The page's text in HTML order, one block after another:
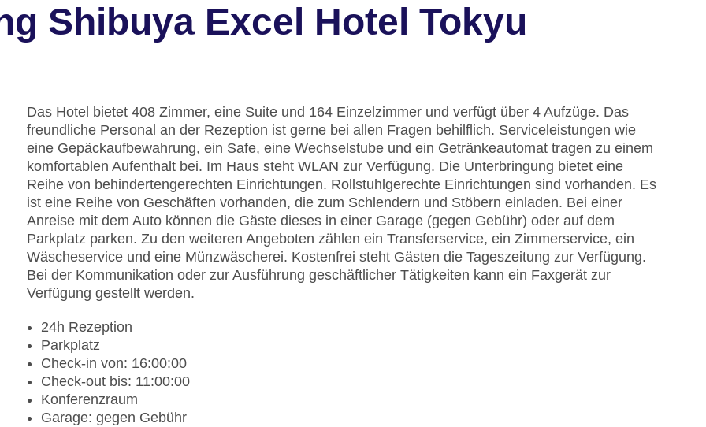
Shibuya Excel Hotel Tokyu
Das Hotel bietet 408 Zimmer, eine Suite und 164 Einzelzimmer und verfügt über 4 Aufzüge. Das
freundliche Personal an der Rezeption ist gerne bei allen Fragen behilflich. Serviceleistungen wie
eine Gepäckaufbewahrung, ein Safe, eine Wechselstube und ein Getränkeautomat tragen zu einem
komfortablen Aufenthalt bei. Im Haus steht WLAN zur Verfügung. Die Unterbringung bietet eine
Reihe von behindertengerechten Einrichtungen. Rollstuhlgerechte Einrichtungen sind vorhanden. Es
ist eine Reihe von Geschäften vorhanden, die zum Schlendern und Stöbern einladen. Bei einer
Anreise mit dem Auto können die Gäste dieses in einer Garage (gegen Gebühr) oder auf dem
Parkplatz parken. Zu den weiteren Angeboten zählen ein Transferservice, ein Zimmerservice, ein
Wäscheservice und eine Münzwäscherei. Kostenfrei steht Gästen die Tageszeitung zur Verfügung.
Bei der Kommunikation oder zur Ausführung geschäftlicher Tätigkeiten kann ein Faxgerät zur
Verfügung gestellt werden.
24h Rezeption
Parkplatz
Check-in von: 16:00:00
Check-out bis: 11:00:00
Konferenzraum
Garage: gegen Gebühr